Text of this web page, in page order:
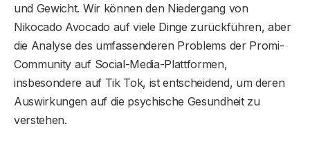
und Gewicht. Wir können den Niedergang von
Nikocado Avocado auf viele Dinge zurückführen, aber
die Analyse des umfassenderen Problems der Promi-
Community auf Social-Media-Plattformen,
insbesondere auf Tik Tok, ist entscheidend, um deren
Auswirkungen auf die psychische Gesundheit zu
verstehen.